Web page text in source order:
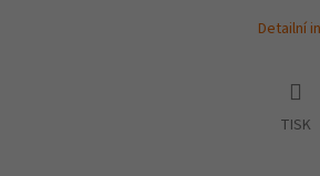
Detailní
TISK